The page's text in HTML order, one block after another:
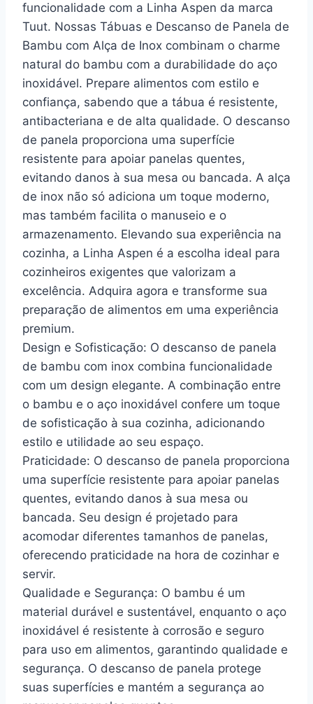
funcionalidade com a Linha Aspen da marca
Tuut. Nossas Tábuas e Descanso de Panela de
Bambu com Alça de Inox combinam o charme
natural do bambu com a durabilidade do aço
inoxidável. Prepare alimentos com estilo e
confiança, sabendo que a tábua é resistente,
antibacteriana e de alta qualidade. O descanso
de panela proporciona uma superfície
resistente para apoiar panelas quentes,
evitando danos à sua mesa ou bancada. A alça
de inox não só adiciona um toque moderno,
mas também facilita o manuseio e o
armazenamento. Elevando sua experiência na
cozinha, a Linha Aspen é a escolha ideal para
cozinheiros exigentes que valorizam a
excelência. Adquira agora e transforme sua
preparação de alimentos em uma experiência
premium.
Design e Sofisticação: O descanso de panela
de bambu com inox combina funcionalidade
com um design elegante. A combinação entre
o bambu e o aço inoxidável confere um toque
de sofisticação à sua cozinha, adicionando
estilo e utilidade ao seu espaço.
Praticidade: O descanso de panela proporciona
uma superfície resistente para apoiar panelas
quentes, evitando danos à sua mesa ou
bancada. Seu design é projetado para
acomodar diferentes tamanhos de panelas,
oferecendo praticidade na hora de cozinhar e
servir.
Qualidade e Segurança: O bambu é um
material durável e sustentável, enquanto o aço
inoxidável é resistente à corrosão e seguro
para uso em alimentos, garantindo qualidade e
segurança. O descanso de panela protege
suas superfícies e mantém a segurança ao